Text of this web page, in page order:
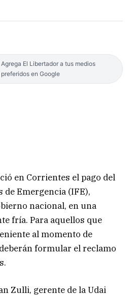
Agrega El Libertador a tus medios
preferidos en Google
en Corrientes el pago del
de Emergencia (IFE),
nacional, en una
fría. Para aquellos que
al momento de
formular el reclamo
Zulli, gerente de la Udai